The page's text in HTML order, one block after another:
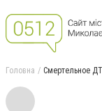
Головна Смертельное